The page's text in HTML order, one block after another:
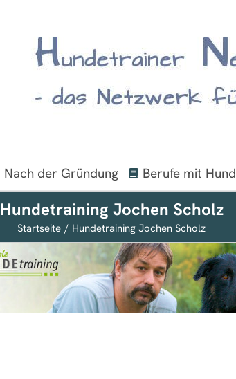
Nach der Gründung Berufe mit Hund
Hundetraining Jochen Scholz
Startseite Hundetraining Jochen Scholz